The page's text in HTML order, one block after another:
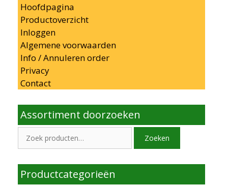
Hoofdpagina
Productoverzicht
Inloggen
Algemene voorwaarden
Info / Annuleren order
Privacy
Contact
Assortiment doorzoeken
Zoeken
Zoeken
Productcategorieën